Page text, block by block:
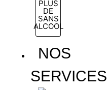
PLUS
DE
SANS
ALCOOL
NOS
SERVICES